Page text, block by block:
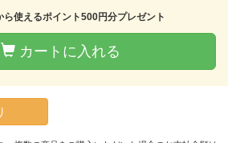
ら使えるポイント500円分プレゼント
カートに入れる